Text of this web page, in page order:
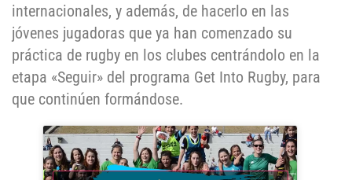
internacionales, y además, de hacerlo en las
jóvenes jugadoras que ya han comenzado su
práctica de rugby en los clubes centrándolo en la
etapa «Seguir» del programa Get Into Rugby, para
que continúen formándose.